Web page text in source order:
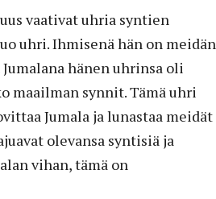
vaativat uhria syntien
uhri. Ihmisenä hän on meidän
hänen uhrinsa oli
maailman synnit. Tämä uhri
Jumala ja lunastaa meidät
olevansa syntisiä ja
vihan, tämä on